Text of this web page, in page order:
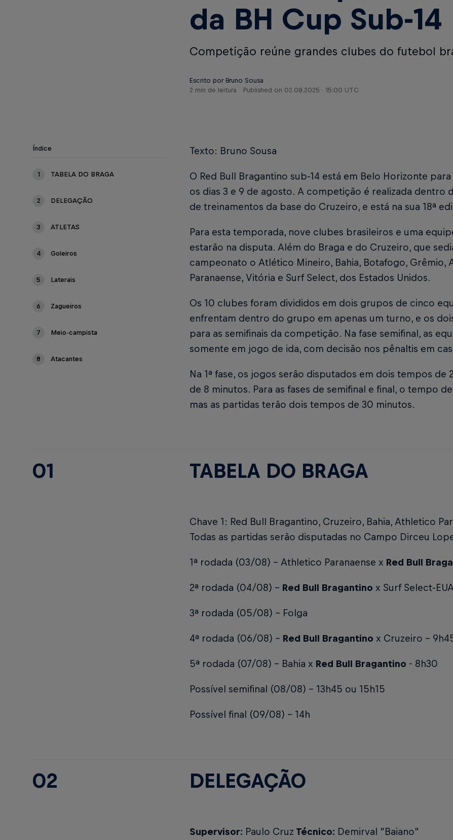
da BH Cup Sub-14
Competição reúne grandes clubes do futebol
Escrito por Bruno Sousa
2 min de leitura
Published on 02.08.2025 · 15:00 UTC
Índice
1 TABELA DO BRAGA
2 DELEGAÇÃO
3 ATLETAS
4 Goleiros
5 Laterais
6 Zagueiros
7 Meio-campista
8 Atacantes
Texto: Bruno Sousa
O Red Bull Bragantino sub-14 está em Belo Horizonte
os dias 3 e 9 de agosto. A competição é realizada dentro
de treinamentos da base do Cruzeiro, e está na sua 18ª
Para esta temporada, nove clubes brasileiros e uma
estarão na disputa. Além do Braga e do Cruzeiro, que
campeonato o Atlético Mineiro, Bahia, Botafogo, Grêmio,
Paranaense, Vitória e Surf Select, dos Estados Unidos.
Os 10 clubes foram divididos em dois grupos de cinco
enfrentam dentro do grupo em apenas um turno, e os
para as semifinais da competição. Na fase semifinal, as
somente em jogo de ida, com decisão nos pênaltis em
Na 1ª fase, os jogos serão disputados em dois tempos de
de 8 minutos. Para as fases de semifinal e final, o tempo
mas as partidas terão dois tempos de 30 minutos.
01 TABELA DO BRAGA
Chave 1: Red Bull Bragantino, Cruzeiro, Bahia, Athletico
Todas as partidas serão disputadas no Campo Dirceu
1ª rodada (03/08) - Athletico Paranaense x Red Bull
2ª rodada (04/08) - Red Bull Bragantino x Surf Select-
3ª rodada (05/08) - Folga
4ª rodada (06/08) - Red Bull Bragantino x Cruzeiro -
5ª rodada (07/08) - Bahia x Red Bull Bragantino - 8h30
Possível semifinal (08/08) - 13h45 ou 15h15
Possível final (09/08) - 14h
02 DELEGAÇÃO
Supervisor: Paulo Cruz Técnico: Demirval "Baiano"